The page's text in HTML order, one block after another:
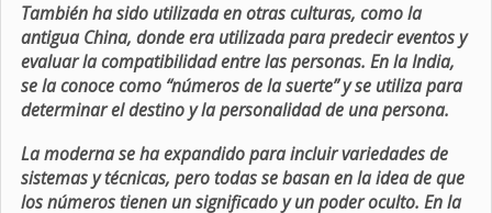
También ha sido utilizada en otras culturas, como la
antigua China, donde era utilizada para predecir eventos y
evaluar la compatibilidad entre las personas. En la India,
se la conoce como “números de la suerte” y se utiliza para
determinar el destino y la personalidad de una persona.
La moderna se ha expandido para incluir variedades de
sistemas y técnicas, pero todas se basan en la idea de que
los números tienen un significado y un poder oculto. En la